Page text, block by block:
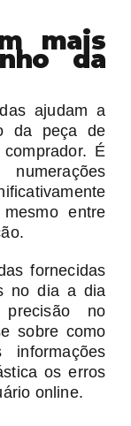
mais
da
ajudam a
da peça de
É
entre
fornecidas
no dia a dia
no
sobre como
informações
os erros
online.